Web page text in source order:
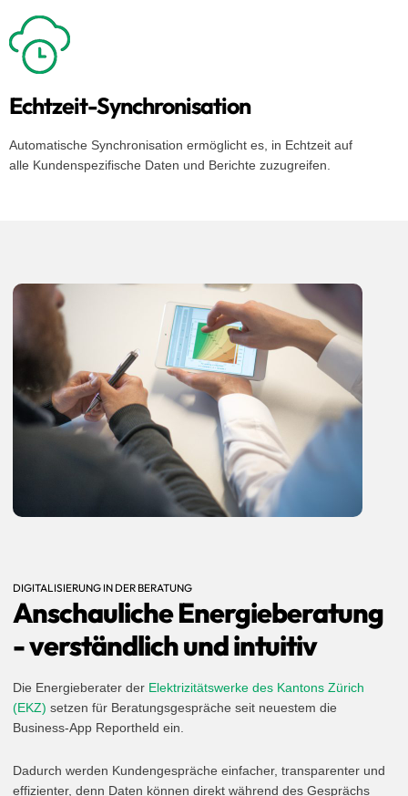
Echtzeit-Synchronisation
Automatische Synchronisation ermöglicht es, in Echtzeit auf
alle Kundenspezifische Daten und Berichte zuzugreifen.
DIGITALISIERUNG IN DER BERATUNG
Anschauliche Energieberatung
- verständlich und intuitiv
Die Energieberater der Elektrizitätswerke des Kantons Zürich
(EKZ) setzen für Beratungsgespräche seit neuestem die
Business-App Reportheld ein.
Dadurch werden Kundengespräche einfacher, transparenter und
effizienter, denn Daten können direkt während des Gesprächs